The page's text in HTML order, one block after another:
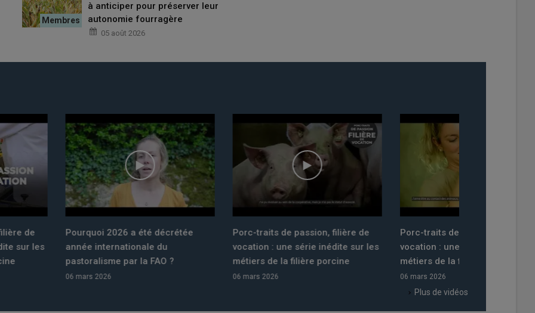
à anticiper pour préserver leur
autonomie fourragère
05 août 2026
2026 a été décrétée
du
par la FAO ?
Porc-traits de passion, filière de
vocation : une série inédite sur les
métiers de la filière porcine
Porc-traits de passion, filière de
vocation : une série inédite sur les
métiers de la filière porcine
Plus de vidéos